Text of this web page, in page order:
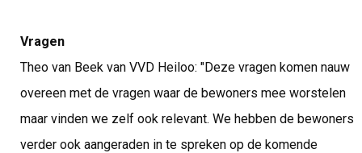
Vragen
Theo van Beek van VVD Heiloo: "Deze vragen komen nauw
overeen met de vragen waar de bewoners mee worstelen
maar vinden we zelf ook relevant. We hebben de bewoners
verder ook aangeraden in te spreken op de komende